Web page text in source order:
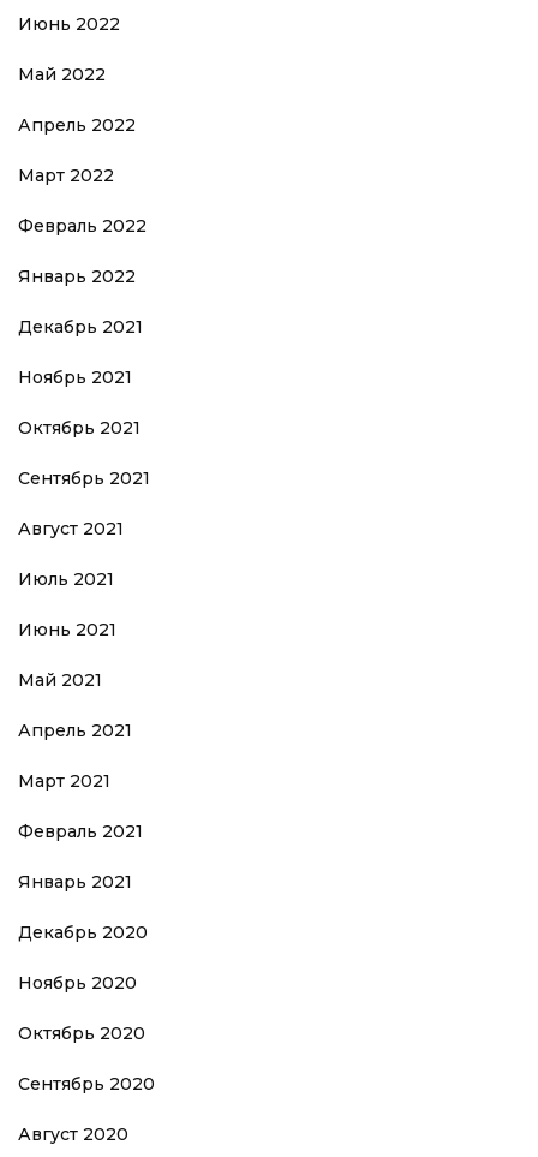
Июнь 2022
Май 2022
Апрель 2022
Март 2022
Февраль 2022
Январь 2022
Декабрь 2021
Ноябрь 2021
Октябрь 2021
Сентябрь 2021
Август 2021
Июль 2021
Июнь 2021
Май 2021
Апрель 2021
Март 2021
Февраль 2021
Январь 2021
Декабрь 2020
Ноябрь 2020
Октябрь 2020
Сентябрь 2020
Август 2020